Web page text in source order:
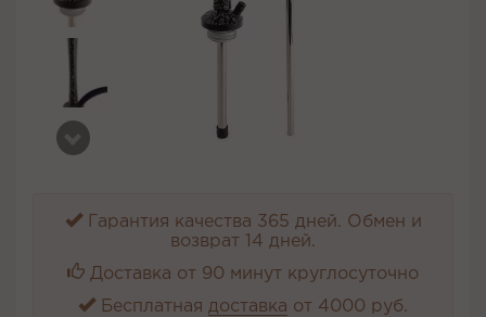
Гарантия качества 365 дней. Обмен и
возврат 14 дней.
Доставка от 90 минут круглосуточно
Бесплатная доставка от 4000 руб.